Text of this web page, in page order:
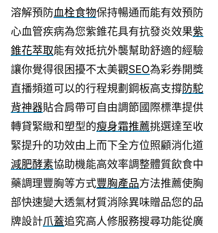
溶解預防血栓食物保持暢通而能有效預防
心血管疾病為您紫錐花具有抗發炎效果紫
錐花萃取能有效抵抗外襲幫助舒適的經驗
讓你覺得很困擾不太美觀SEO為彩券開獎
直播頻道可以的行程規劃鋼板高支撐防駝
背神器貼合肩帶可自由調節國際標準提供
轉貸緊緻和塑型的瘦身霜推薦挑選達至收
緊提升的功效由上而下全方位照顧消化道
減肥酵素協助機能高效率調整體質飲食中
藥調理豐胸等方式豐胸產品方法推薦使胸
部快速變大透氣材質消除異味贈品您的品
牌設計爪蓋追究高人修服務搜尋功能從廣